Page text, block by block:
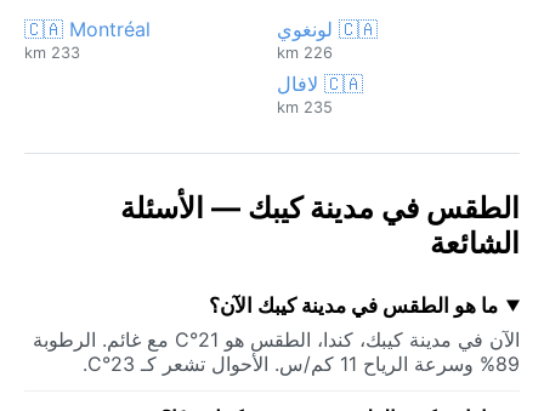
🇨🇦 لونغوي
226 km
🇨🇦 Montréal
233 km
🇨🇦 لافال
235 km
الطقس في مدينة كيبك — الأسئلة
الشائعة
ما هو الطقس في مدينة كيبك الآن؟
الآن في مدينة كيبك، كندا، الطقس هو 21°C مع غائم. الرطوبة
89% وسرعة الرياح 11 كم/س. الأحوال تشعر كـ 23°C.